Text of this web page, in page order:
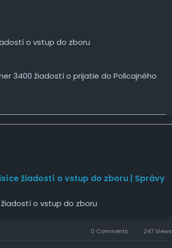
o vstup do zboru
3400 žiadostí o prijatie do Policajného
žiadostí o vstup do zboru | Správy
o vstup do zboru
0 Comments 247 Views